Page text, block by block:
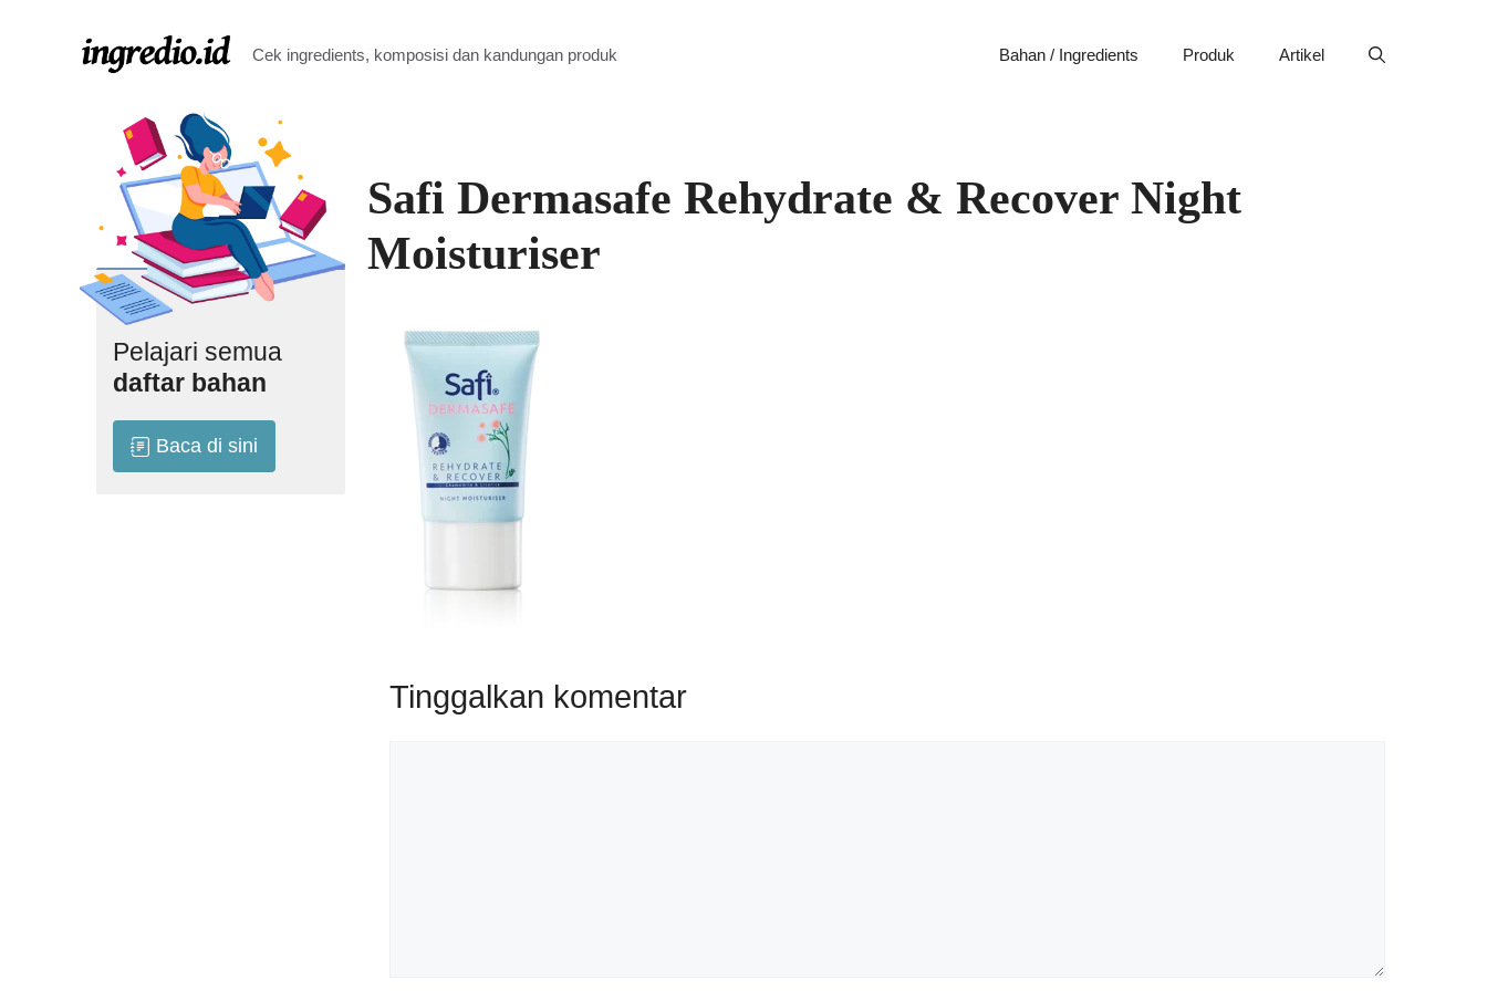
Cek ingredients, komposisi dan kandungan produk Bahan / Ingredients Produk Artikel
Safi Dermasafe Rehydrate & Recover Night
Moisturiser
Tinggalkan komentar
Pelajari semua
daftar bahan
Baca di sini